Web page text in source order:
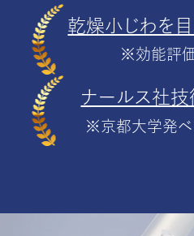
乾燥小じわを
※効能評
ナールス社
※京都大学発ベ